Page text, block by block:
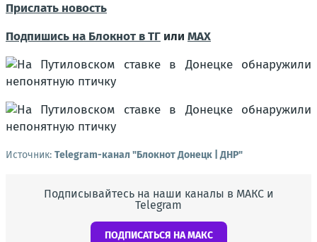
Прислать новость
Подпишись на Блокнот в ТГ или МАХ
Источник: Telegram-канал "Блокнот Донецк | ДНР"
Подписывайтесь на наши каналы в МАКС и
Telegram
ПОДПИСАТЬСЯ НА МАКС